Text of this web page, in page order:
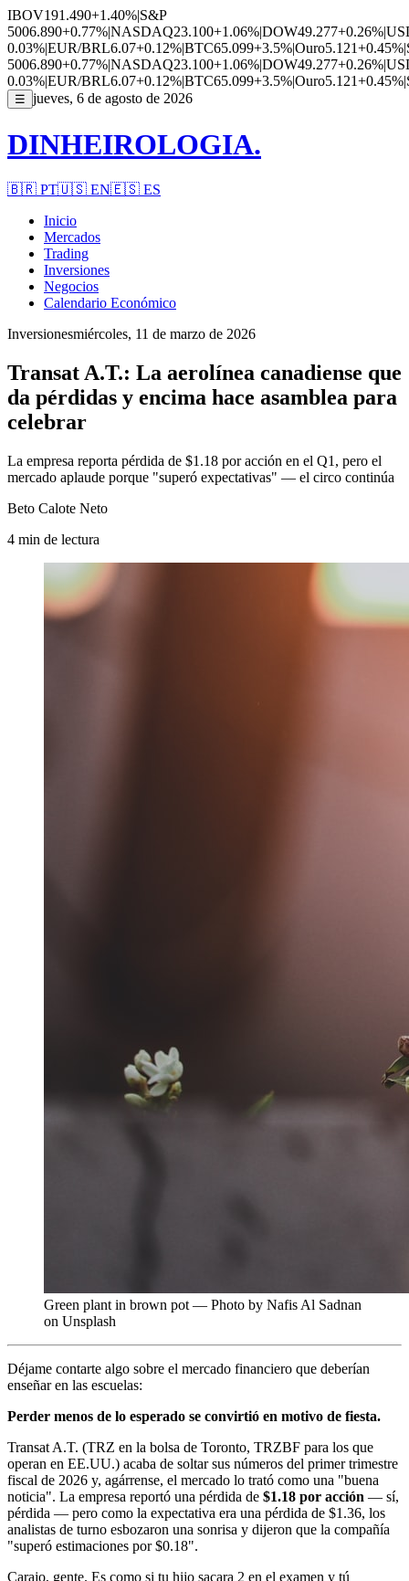
IBOV191.490+1.40%|S&P
5006.890+0.77%|NASDAQ23.100+1.06%|DOW49.277+0.26%|
0.03%|EUR/BRL6.07+0.12%|BTC65.099+3.5%|Ouro5.121+0.45%|
5006.890+0.77%|NASDAQ23.100+1.06%|DOW49.277+0.26%|
0.03%|EUR/BRL6.07+0.12%|BTC65.099+3.5%|Ouro5.121+0.45%|
☰ jueves, 6 de agosto de 2026
DINHEIROLOGIA.
🇧🇷 PT🇺🇸 EN🇪🇸 ES
Inicio
Mercados
Trading
Inversiones
Negocios
Calendario Económico
Inversionesmiércoles, 11 de marzo de 2026
Transat A.T.: La aerolínea canadiense que
da pérdidas y encima hace asamblea para
celebrar
La empresa reporta pérdida de $1.18 por acción en el Q1, pero el
mercado aplaude porque "superó expectativas" — el circo continúa
Beto Calote Neto
4 min de lectura
Green plant in brown pot — Photo by Nafis Al Sadnan
on Unsplash
Déjame contarte algo sobre el mercado financiero que deberían
enseñar en las escuelas:
Perder menos de lo esperado se convirtió en motivo de fiesta.
Transat A.T. (TRZ en la bolsa de Toronto, TRZBF para los que
operan en EE.UU.) acaba de soltar sus números del primer trimestre
fiscal de 2026 y, agárrense, el mercado lo trató como una "buena
noticia". La empresa reportó una pérdida de $1.18 por acción — sí,
pérdida — pero como la expectativa era una pérdida de $1.36, los
analistas de turno esbozaron una sonrisa y dijeron que la compañía
"superó estimaciones por $0.18".
Carajo, gente. Es como si tu hijo sacara 2 en el examen y tú